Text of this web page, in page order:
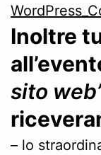
Inoltre
sito
– lo